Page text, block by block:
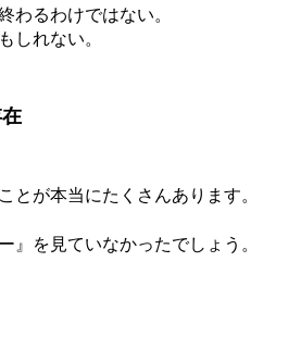
わるわけではない。
しれない。
が本当にたくさんあります。
を見ていなかったでしょう。